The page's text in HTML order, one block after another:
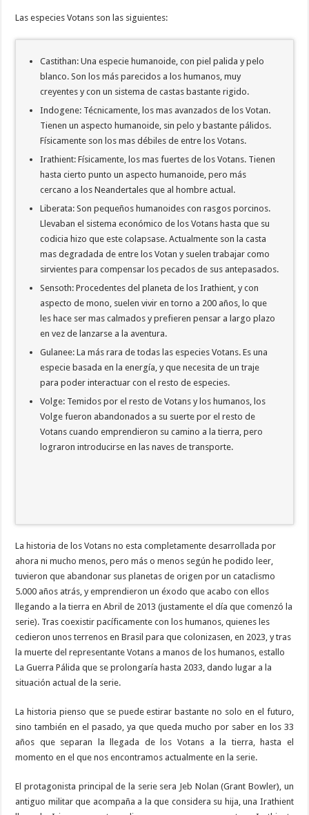
Las especies Votans son las siguientes:
Castithan: Una especie humanoide, con piel palida y pelo
blanco. Son los más parecidos a los humanos, muy
creyentes y con un sistema de castas bastante rigido.
Indogene: Técnicamente, los mas avanzados de los Votan.
Tienen un aspecto humanoide, sin pelo y bastante pálidos.
Físicamente son los mas débiles de entre los Votans.
Irathient: Físicamente, los mas fuertes de los Votans. Tienen
hasta cierto punto un aspecto humanoide, pero más
cercano a los Neandertales que al hombre actual.
Liberata: Son pequeños humanoides con rasgos porcinos.
Llevaban el sistema económico de los Votans hasta que su
codicia hizo que este colapsase. Actualmente son la casta
mas degradada de entre los Votan y suelen trabajar como
sirvientes para compensar los pecados de sus antepasados.
Sensoth: Procedentes del planeta de los Irathient, y con
aspecto de mono, suelen vivir en torno a 200 años, lo que
les hace ser mas calmados y prefieren pensar a largo plazo
en vez de lanzarse a la aventura.
Gulanee: La más rara de todas las especies Votans. Es una
especie basada en la energía, y que necesita de un traje
para poder interactuar con el resto de especies.
Volge: Temidos por el resto de Votans y los humanos, los
Volge fueron abandonados a su suerte por el resto de
Votans cuando emprendieron su camino a la tierra, pero
lograron introducirse en las naves de transporte.
La historia de los Votans no esta completamente desarrollada por
ahora ni mucho menos, pero más o menos según he podido leer,
tuvieron que abandonar sus planetas de origen por un cataclismo
5.000 años atrás, y emprendieron un éxodo que acabo con ellos
llegando a la tierra en Abril de 2013 (justamente el día que comenzó la
serie). Tras coexistir pacíficamente con los humanos, quienes les
cedieron unos terrenos en Brasil para que colonizasen, en 2023, y tras
la muerte del representante Votans a manos de los humanos, estallo
La Guerra Pálida que se prolongaría hasta 2033, dando lugar a la
situación actual de la serie.
La historia pienso que se puede estirar bastante no solo en el futuro,
sino también en el pasado, ya que queda mucho por saber en los 33
años que separan la llegada de los Votans a la tierra, hasta el
momento en el que nos encontramos actualmente en la serie.
El protagonista principal de la serie sera Jeb Nolan (Grant Bowler), un
antiguo militar que acompaña a la que considera su hija, una Irathient